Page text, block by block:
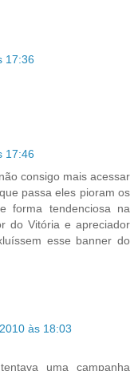
17:36
17:46
consigo mais acessar
passa eles pioram os
forma tendenciosa na
do Vitória e apreciador
esse banner do
às 18:03
uma campanha